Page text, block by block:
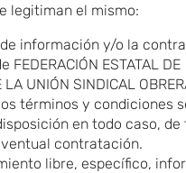
legitiman el mismo:
información y/o la
FEDERACIÓN ESTATAL DE
LA UNIÓN SINDICAL
términos y condiciones
en todo caso, de
contratación.
libre, específico,